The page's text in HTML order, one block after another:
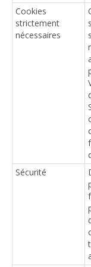
Cookies
strictement
nécessaires
Sécurité